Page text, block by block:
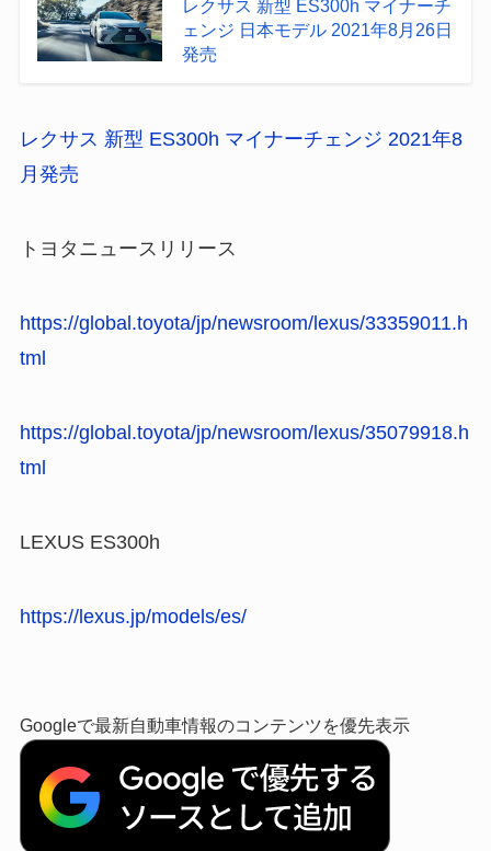
レクサス 新型 ES300h マイナーチ
ェンジ 日本モデル 2021年8月26日
発売
レクサス 新型 ES300h マイナーチェンジ 2021年8
月発売
トヨタニュースリリース
https://global.toyota/jp/newsroom/lexus/33359011.h
tml
https://global.toyota/jp/newsroom/lexus/35079918.h
tml
LEXUS ES300h
https://lexus.jp/models/es/
Googleで最新自動車情報のコンテンツを優先表示